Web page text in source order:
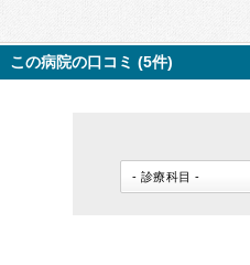
この病院の口コミ (5件)